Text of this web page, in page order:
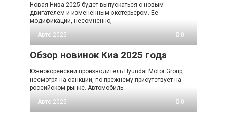
Новая Нива 2025 будет выпускаться с новым
двигателем и измененным экстерьером. Ее
модификации, несомненно,
Авто 2025
0
Обзор новинок Киа 2025 года
Южнокорейский производитель Hyundai Motor Group,
несмотря на санкции, по-прежнему присутствует на
российском рынке. Автомобиль
Авто 2025
0